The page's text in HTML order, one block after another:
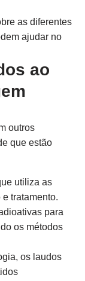
as diferentes
ajudar no
ao
outros
que estão
utiliza as
tratamento.
para
os métodos
os laudos